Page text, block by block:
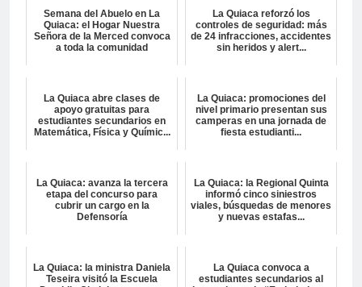
Semana del Abuelo en La
Quiaca: el Hogar Nuestra
Señora de la Merced convoca
a toda la comunidad
La Quiaca reforzó los
controles de seguridad: más
de 24 infracciones, accidentes
sin heridos y alert...
La Quiaca abre clases de
apoyo gratuitas para
estudiantes secundarios en
Matemática, Física y Químic...
La Quiaca: promociones del
nivel primario presentan sus
camperas en una jornada de
fiesta estudianti...
La Quiaca: avanza la tercera
etapa del concurso para
cubrir un cargo en la
Defensoría
La Quiaca: la Regional Quinta
informó cinco siniestros
viales, búsquedas de menores
y nuevas estafas...
La Quiaca: la ministra Daniela
Teseira visitó la Escuela
La Quiaca convoca a
estudiantes secundarios al